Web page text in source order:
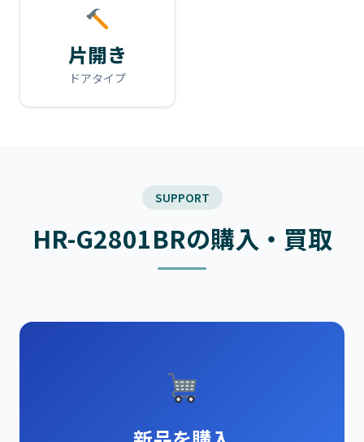
片開き
ドアタイプ
SUPPORT
HR-G2801BRの購入・買取